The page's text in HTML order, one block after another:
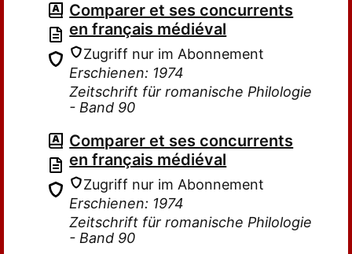
Comparer et ses concurrents
en français médiéval
Zugriff nur im Abonnement
Erschienen: 1974
Zeitschrift für romanische Philologie
- Band 90
Comparer et ses concurrents
en français médiéval
Zugriff nur im Abonnement
Erschienen: 1974
Zeitschrift für romanische Philologie
- Band 90